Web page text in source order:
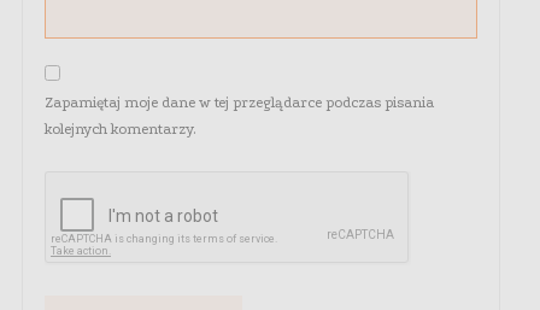
Zapamiętaj moje dane w tej przeglądarce podczas pisania
kolejnych komentarzy.